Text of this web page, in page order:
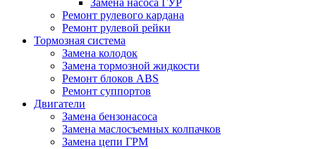
Ремонт рулевого кардана
Ремонт рулевой рейки
Тормозная система
Замена колодок
Замена тормозной жидкости
Ремонт блоков ABS
Ремонт суппортов
Двигатели
Замена бензонасоса
Замена маслосъемных колпачков
Замена цепи ГРМ